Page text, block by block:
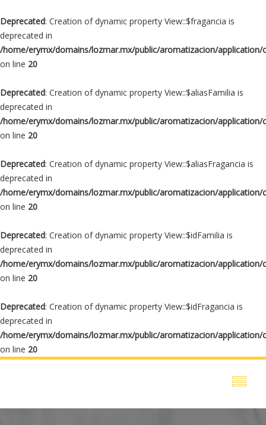
Deprecated: Creation of dynamic property View::$fragancia is
deprecated in
/home/erymx/domains/lozmar.mx/public/aromatizacion/application/
on line 20
Deprecated: Creation of dynamic property View::$aliasFamilia is
deprecated in
/home/erymx/domains/lozmar.mx/public/aromatizacion/application/
on line 20
Deprecated: Creation of dynamic property View::$aliasFragancia is
deprecated in
/home/erymx/domains/lozmar.mx/public/aromatizacion/application/
on line 20
Deprecated: Creation of dynamic property View::$idFamilia is
deprecated in
/home/erymx/domains/lozmar.mx/public/aromatizacion/application/
on line 20
Deprecated: Creation of dynamic property View::$idFragancia is
deprecated in
/home/erymx/domains/lozmar.mx/public/aromatizacion/application/
on line 20